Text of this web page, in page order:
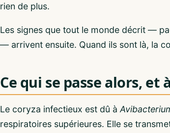
rien de plus.
Les signes que tout le monde décrit —
— arrivent ensuite. Quand ils sont là, la
Ce qui se passe alors, et
Le coryza infectieux est dû à
respiratoires supérieures. Elle se